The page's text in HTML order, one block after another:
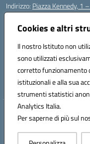
Cookies e altri
Il nostro Istituto non
sono utilizzati
corretto funzionamento
istituzionali e alla sua
strumenti statistici
Analytics Italia.
Per saperne di più sul
Indirizzo: Piazza Kennedy, 1
Centralino:
Posta elettronica certificata
Codice fiscale:
Codice meccanografico:
Codice Indice delle
Codice unico di fatturazione
Hosting &
Concept